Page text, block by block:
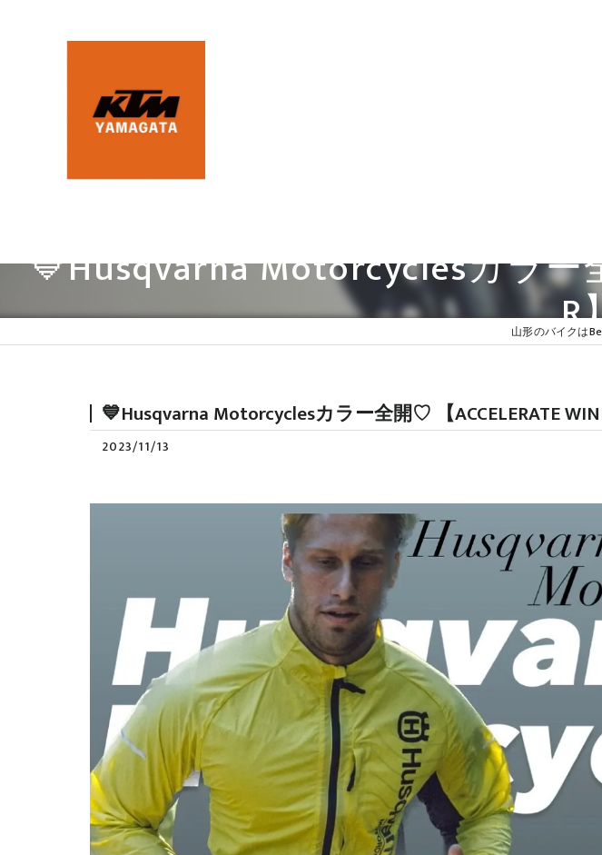
💙Husqvarna Motorcyclesカラー
R
山形のバイクは
💙Husqvarna Motorcyclesカラー全開♡ 【ACCELERATE
2023/11/13